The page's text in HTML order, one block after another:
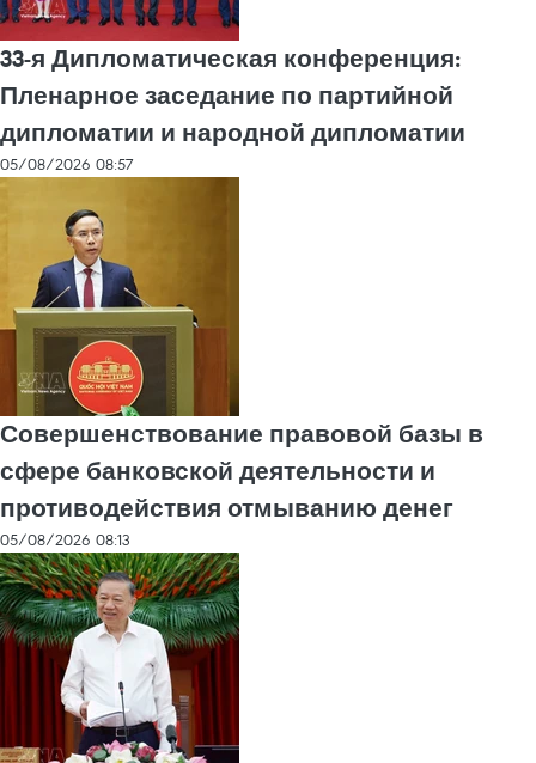
33-я Дипломатическая конференция:
Пленарное заседание по партийной
дипломатии и народной дипломатии
05/08/2026 08:57
Совершенствование правовой базы в
сфере банковской деятельности и
противодействия отмыванию денег
05/08/2026 08:13